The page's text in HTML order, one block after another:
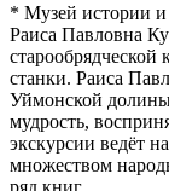
* Музей истории
Раиса Павловна
старообрядческой
станки. Раиса
Уймонской
мудрость,
экскурсии ведёт
множеством
ряд книг.